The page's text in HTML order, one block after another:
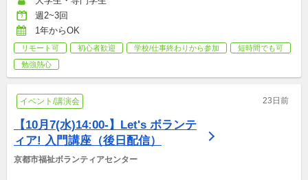
週2~3回
1年からOK
リモート可 初心者歓迎 学校/仕事終わりから参加
短時間でも可
勉強熱心
イベント/講演会 23日前
【10月7(水)14:00-】Let's ボランテ
ィア! 入門講座（後日配信）
京都市福祉ボランティアセンター